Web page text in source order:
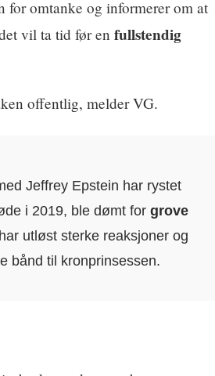
for omtanke og informerer om at
vil ta tid før en fullstendig
offentlig, melder VG.
Jeffrey Epstein har rystet
i 2019, ble dømt forgrove
utløst sterke reaksjoner og
bånd til kronprinsessen.